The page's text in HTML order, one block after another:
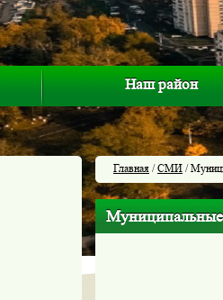
Наш район
Главная /СМИ /